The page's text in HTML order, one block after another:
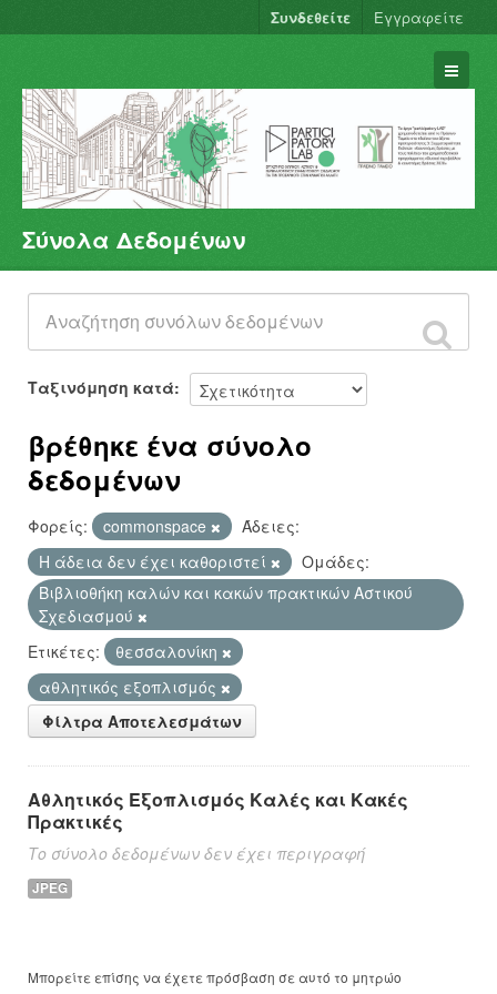
Συνδεθείτε Εγγραφείτε
Σύνολα Δεδομένων
Φορείς
Ομάδες
Σχετικά
Σύνολα Δεδομένων
Ταξινόμηση κατά
βρέθηκε ένα σύνολο
δεδομένων
Φορείς: commonspace
Άδειες:
Η άδεια δεν έχει καθοριστεί
Ομάδες:
Βιβλιοθήκη καλών και κακών πρακτικών Αστικού
Σχεδιασμού
Ετικέτες:
θεσσαλονίκη
αθλητικός εξοπλισμός
Φίλτρα Αποτελεσμάτων
Αθλητικός Εξοπλισμός Καλές και Κακές
Πρακτικές
Το σύνολο δεδομένων δεν έχει περιγραφή
JPEG
Μπορείτε επίσης να έχετε πρόσβαση σε αυτό το μητρώο